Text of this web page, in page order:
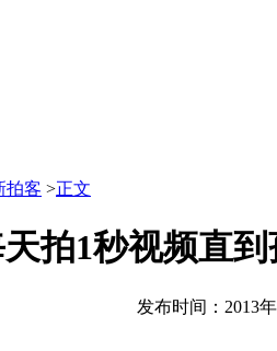
拍客 >正文
拍1秒视频直
发布时间：2013